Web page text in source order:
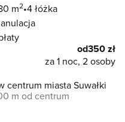
m2 4 łóżka
od350 zł
za 1 noc, 2 osoby
centrum miasta Suwałki
m od centrum